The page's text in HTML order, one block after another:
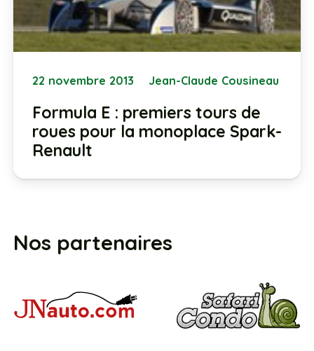
22 novembre 2013 Jean-Claude Cousineau
Formula E : premiers tours de
roues pour la monoplace Spark-
Renault
Nos partenaires